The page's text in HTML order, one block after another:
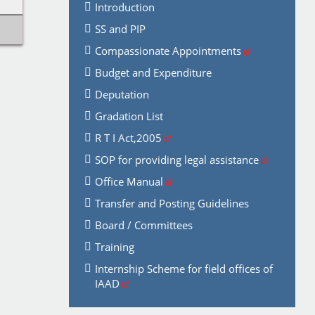
Introduction
SS and PIP
Compassionate Appointments
Budget and Expenditure
Deputation
Gradation List
R T I Act,2005
SOP for providing legal assistance
Office Manual
Transfer and Posting Guidelines
Board / Committees
Training
Internship Scheme for field offices of
IAAD